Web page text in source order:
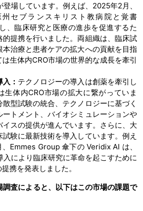
登場しています。例えば、2025年2月、
州セブランスキリスト教病院と覚書
、臨床研究と医療の進歩を促進するた
提携を行いました。両組織は、臨床試
治療と患者ケアの拡大への貢献を目指
は生体内CRO市場の世界的な成長を牽引
： テクノロジーの導入は創薬を牽引し
生体内CRO市場の拡大に繋がっていま
型試験の統合、テクノロジーに基づく
ートメント、バイオシミュレーションや
イスの提供が進んでいます。さらに、大
験に最新技術を導入しています。例え
Emmes Group 傘下の Veridix AI は、
入により臨床研究に革命を起こすために
携を発表しました。
調査によると、以下はこの市場の課題で